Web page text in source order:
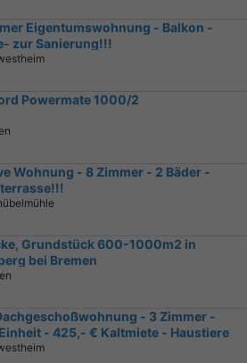
Eigentumswohnung - Balkon -
zur Sanierung!!!
Powermate 1000/2
Wohnung - 8 Zimmer - 2 Bäder -
Grundstück 600-1000m2 in
bei Bremen
- 3 Zimmer -
- 425,- € Kaltmiete - Haustiere